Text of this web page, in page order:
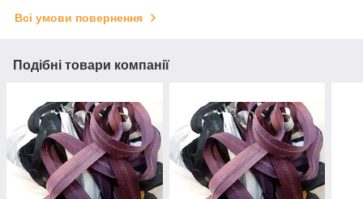
Всі умови повернення
Подібні товари компанії